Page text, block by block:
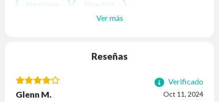
Ingenioso Atractivo
Ver más
Reseñas
Verificado
Oct 11, 2024
Glenn M.